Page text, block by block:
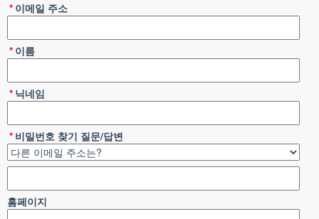
* 이메일 주소
* 이름
* 닉네임
* 비밀번호 찾기 질문/답변
홈페이지